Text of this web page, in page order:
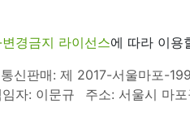
경금지 라이선스에 따라 이용
통신판매: 제 2017-서울마포-
자: 이문규
주소: 서울시 마